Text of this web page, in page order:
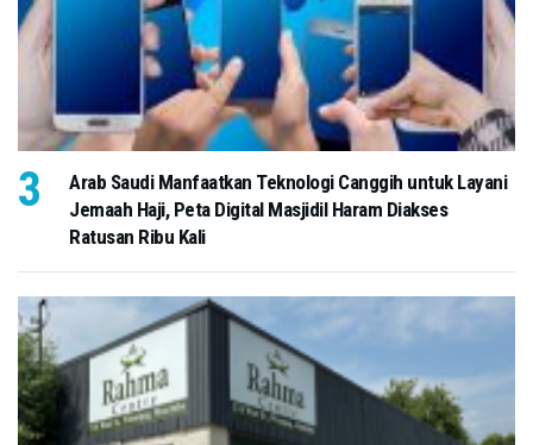
Arab Saudi Manfaatkan Teknologi Canggih untuk Layani
Jemaah Haji, Peta Digital Masjidil Haram Diakses
Ratusan Ribu Kali